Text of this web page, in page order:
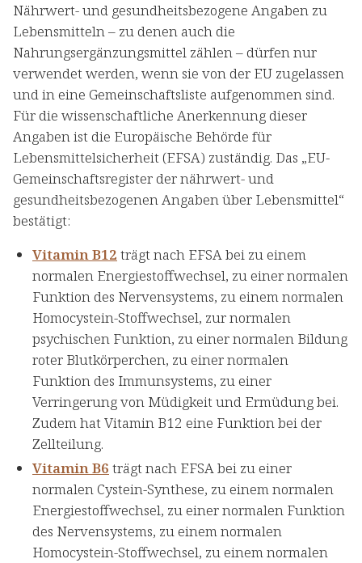
Nährwert- und gesundheitsbezogene Angaben zu
Lebensmitteln – zu denen auch die
Nahrungsergänzungsmittel zählen – dürfen nur
verwendet werden, wenn sie von der EU zugelassen
und in eine Gemeinschaftsliste aufgenommen sind.
Für die wissenschaftliche Anerkennung dieser
Angaben ist die Europäische Behörde für
Lebensmittelsicherheit (EFSA) zuständig. Das „EU-
Gemeinschaftsregister der nährwert- und
gesundheitsbezogenen Angaben über Lebensmittel“
bestätigt:
Vitamin B12 trägt nach EFSA bei zu einem
normalen Energiestoffwechsel, zu einer normalen
Funktion des Nervensystems, zu einem normalen
Homocystein-Stoffwechsel, zur normalen
psychischen Funktion, zu einer normalen Bildung
roter Blutkörperchen, zu einer normalen
Funktion des Immunsystems, zu einer
Verringerung von Müdigkeit und Ermüdung bei.
Zudem hat Vitamin B12 eine Funktion bei der
Zellteilung.
Vitamin B6 trägt nach EFSA bei zu einer
normalen Cystein-Synthese, zu einem normalen
Energiestoffwechsel, zu einer normalen Funktion
des Nervensystems, zu einem normalen
Homocystein-Stoffwechsel, zu einem normalen